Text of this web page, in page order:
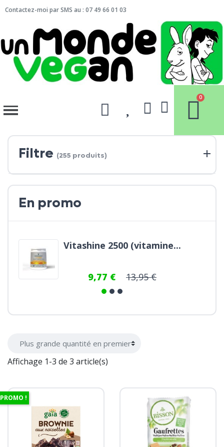
Contactez-moi par SMS au : 07 49 66 01 03
Filtre (255 produits)
En promo
Vitashine 2500 (vitamine...
9,77 € 13,95 €
Affichage 1-3 de 3 article(s)
PROMO !